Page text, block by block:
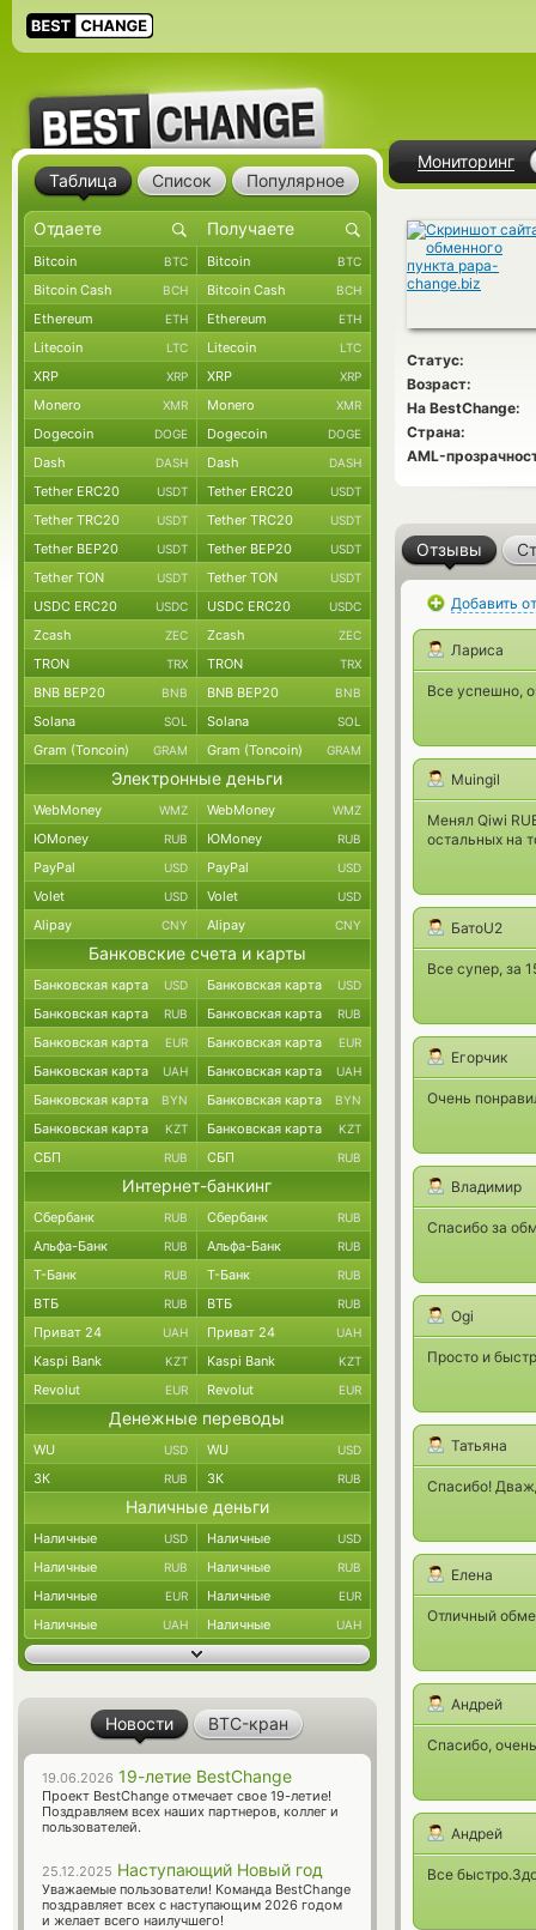
Мониторинг
Статус:
Возраст:
На BestChange:
Страна:
AML-
Отзывы
Добавить
Лариса
Все успешно,
Muingil
Менял Qiwi
остальных на
БатоU2
Все супер, за
Егорчик
Очень
Владимир
Спасибо за
Ogi
Просто и
Татьяна
Спасибо!
Елена
Отличный
Андрей
Спасибо,
Андрей
Все
Таблица Список Популярное
Bitcoin BTC Bitcoin BTC
Bitcoin Cash BCH Bitcoin Cash BCH
Ethereum ETH Ethereum ETH
Litecoin LTC Litecoin LTC
XRP XRP XRP XRP
Monero XMR Monero XMR
Dogecoin DOGE Dogecoin DOGE
Dash DASH Dash DASH
Tether ERC20 USDT Tether ERC20 USDT
Tether TRC20 USDT Tether TRC20 USDT
Tether BEP20 USDT Tether BEP20 USDT
Tether TON USDT Tether TON USDT
USDC ERC20 USDC USDC ERC20 USDC
Zcash ZEC Zcash ZEC
TRON TRX TRON TRX
BNB BEP20 BNB BNB BEP20 BNB
Solana SOL Solana SOL
Gram (Toncoin) GRAM Gram (Toncoin) GRAM
Электронные деньги
WebMoney WMZ WebMoney WMZ
ЮMoney RUB ЮMoney RUB
PayPal USD PayPal USD
Volet USD Volet USD
Alipay CNY Alipay CNY
Банковские счета и карты
Банковская карта USD Банковская карта USD
Банковская карта RUB Банковская карта RUB
Банковская карта EUR Банковская карта EUR
Банковская карта UAH Банковская карта UAH
Банковская карта BYN Банковская карта BYN
Банковская карта KZT Банковская карта KZT
СБП RUB СБП RUB
Интернет-банкинг
Сбербанк RUB Сбербанк RUB
Альфа-Банк RUB Альфа-Банк RUB
Т-Банк RUB Т-Банк RUB
ВТБ RUB ВТБ RUB
Приват 24 UAH Приват 24 UAH
Kaspi Bank KZT Kaspi Bank KZT
Revolut EUR Revolut EUR
Денежные переводы
WU USD WU USD
ЗК RUB ЗК RUB
Наличные деньги
Наличные USD Наличные USD
Наличные RUB Наличные RUB
Наличные EUR Наличные EUR
Наличные UAH Наличные UAH
Новости BTC-кран
19.06.2026 19-летие BestChange
Проект BestChange отмечает свое 19-летие!
Поздравляем всех наших партнеров, коллег и
пользователей.
25.12.2025 Наступающий Новый год
Уважаемые пользователи! Команда BestChange
поздравляет всех с наступающим 2026 годом
и желает всего наилучшего!